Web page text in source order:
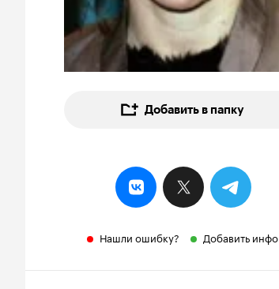
Добавить в папку
Нашли ошибку? Добавить инфо